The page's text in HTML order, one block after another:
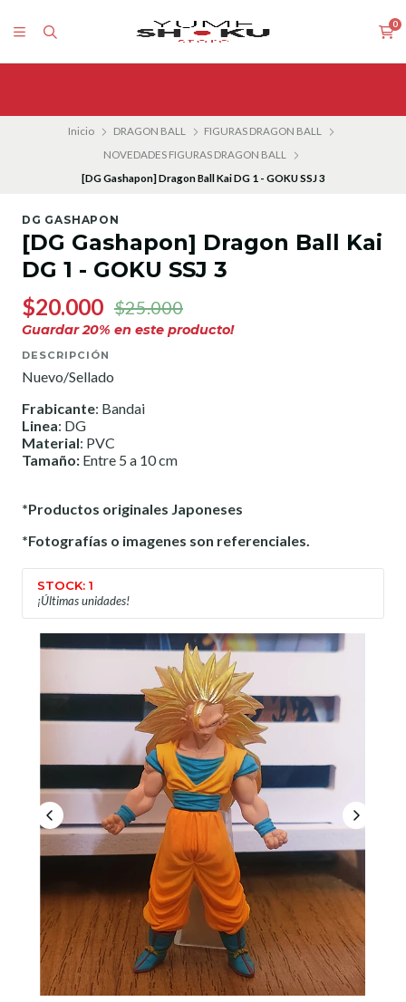
0
Inicio DRAGON BALL
FIGURAS DRAGON BALL
NOVEDADES FIGURAS DRAGON BALL
[DG Gashapon] Dragon Ball Kai DG 1 - GOKU SSJ 3
DG GASHAPON
[DG Gashapon] Dragon Ball Kai
DG 1 - GOKU SSJ 3
$20.000 $25.000
Guardar20% en este producto!
DESCRIPCIÓN
Nuevo/Sellado
Frabicante: Bandai
Linea: DG
Material: PVC
Tamaño: Entre 5 a 10 cm
*Productos originales Japoneses
*Fotografías o imagenes son referenciales.
STOCK: 1
¡Últimas unidades!